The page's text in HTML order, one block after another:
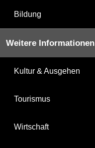
Bildung
Weitere Informationen
Kultur & Ausgehen
Tourismus
Wirtschaft